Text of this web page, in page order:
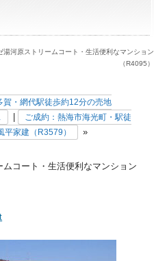
湯河原ストリームコート・生活便利なマンション
（R4095）
賀・網代駅徒歩約12分の売地
ご成約：熱海市海光町・駅徒
平家建（R3579）
»
コート・生活便利なマンション